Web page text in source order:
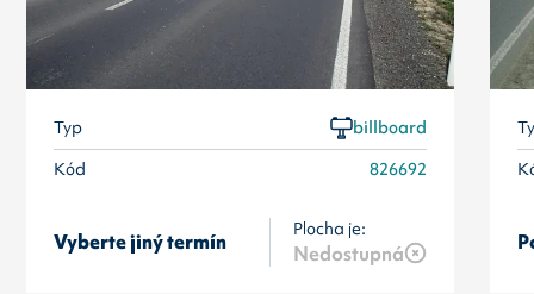
Typ
billboard
Kód
826692
Vyberte jiný termín
Plocha je:
Nedostupná